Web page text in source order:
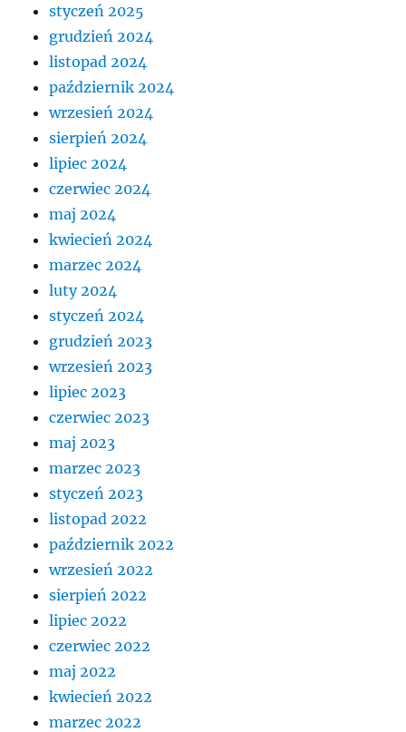
styczeń 2025
grudzień 2024
listopad 2024
październik 2024
wrzesień 2024
sierpień 2024
lipiec 2024
czerwiec 2024
maj 2024
kwiecień 2024
marzec 2024
luty 2024
styczeń 2024
grudzień 2023
wrzesień 2023
lipiec 2023
czerwiec 2023
maj 2023
marzec 2023
styczeń 2023
listopad 2022
październik 2022
wrzesień 2022
sierpień 2022
lipiec 2022
czerwiec 2022
maj 2022
kwiecień 2022
marzec 2022